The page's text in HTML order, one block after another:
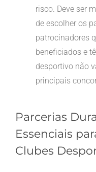
risco. Deve ser
de escolher os
patrocinadores
beneficiados e
desportivo não
principais
Parcerias
Essenciais
Clubes